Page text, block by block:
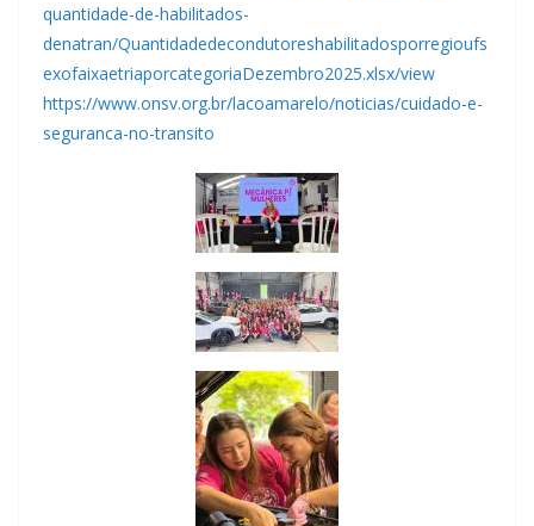
quantidade-de-habilitados-
denatran/Quantidadedecondutoreshabilitadosporregioufs
exofaixaetriaporcategoriaDezembro2025.xlsx/view
https://www.onsv.org.br/lacoamarelo/noticias/cuidado-e-
seguranca-no-transito